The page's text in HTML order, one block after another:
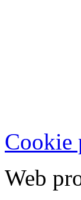
Cookie
Web